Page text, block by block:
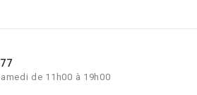
de 11h00 à 19h00